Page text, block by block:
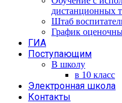
дистанционных
Штаб
График
ГИА
Поступающим
В школу
в 10 класс
Электронная школа
Контакты